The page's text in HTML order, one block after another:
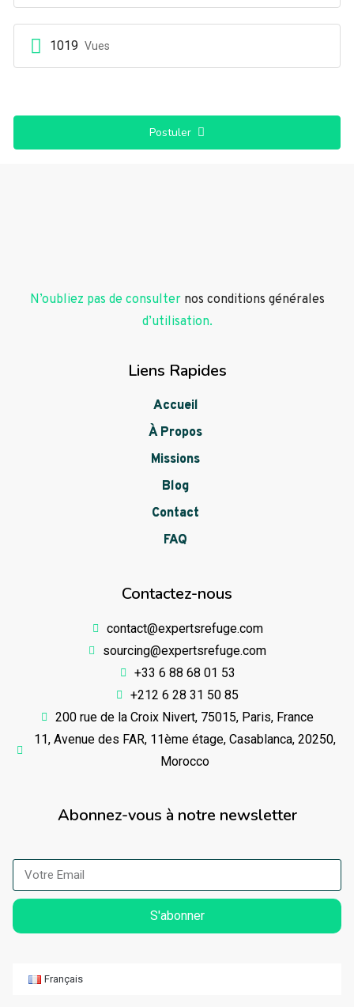
1019 Vues
Postuler
N’oubliez pas de consulter nos conditions générales
d’utilisation.
Liens Rapides
Accueil
À Propos
Missions
Blog
Contact
FAQ
Contactez-nous
contact@expertsrefuge.com
sourcing@expertsrefuge.com
+33 6 88 68 01 53
+212 6 28 31 50 85
200 rue de la Croix Nivert, 75015, Paris, France
11, Avenue des FAR, 11ème étage, Casablanca, 20250,
Morocco
Abonnez-vous à notre newsletter
S'abonner
Français